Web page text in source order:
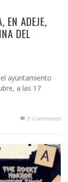
EN ADEJE,
DEL
ayuntamiento
a las 17
0 Comments